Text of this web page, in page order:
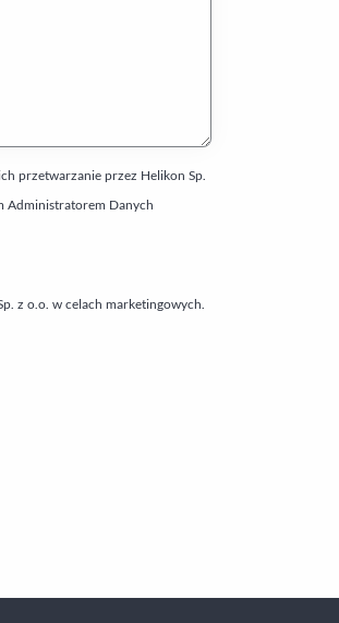
przetwarzanie przez Helikon Sp.
Administratorem Danych
z o.o. w celach marketingowych.